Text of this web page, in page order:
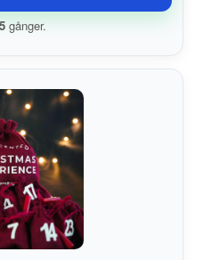
gånger.